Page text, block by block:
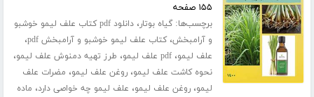
۱۵۵ صفحه
برچسب‌ها:گیاه بوتار،
دانلود pdf کتاب علف لیمو خوشبو
و آرامبخش،کتاب علف لیمو خوشبو و آرامبخش pdf ،
علف لیمو،pdf علف لیمو ، طرز تهیه دمنوش علف لیمو،
نحوه کاشت علف لیمو،روغن علف لیمو، مضرات علف
لیمو،روغن علف لیمو، علف لیمو چه خواصی دارد، ماده